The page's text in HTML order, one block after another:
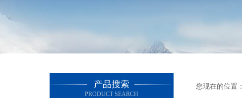
产品搜索
PRODUCT SEARCH
您现在的位置：